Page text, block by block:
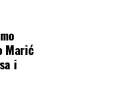
kolovoza
jer žele da u
zauzme 12.
imena biti
povijesti, nije dosta
Marić
i